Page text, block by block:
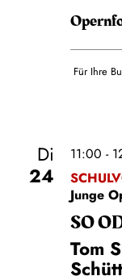
Für Ihre
Di
24
11:00 -
Junge
SO
Tom